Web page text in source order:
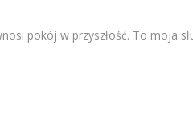
pokój w przyszłość. To moja